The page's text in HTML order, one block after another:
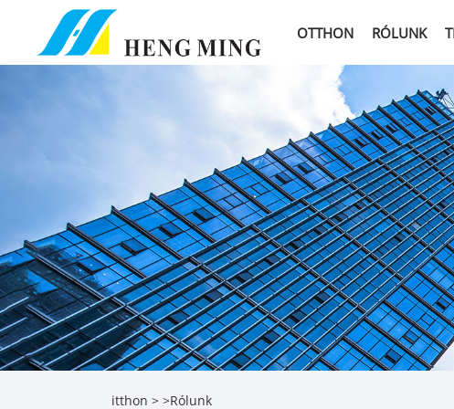
OTTHON RÓLUNK
itthon > >Rólunk